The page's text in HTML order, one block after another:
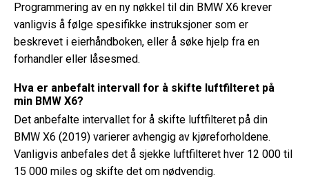
Programmering av en ny nøkkel til din BMW X6 krever
vanligvis å følge spesifikke instruksjoner som er
beskrevet i eierhåndboken, eller å søke hjelp fra en
forhandler eller låsesmed.
Hva er anbefalt intervall for å skifte luftfilteret på
min BMW X6?
Det anbefalte intervallet for å skifte luftfilteret på din
BMW X6 (2019) varierer avhengig av kjøreforholdene.
Vanligvis anbefales det å sjekke luftfilteret hver 12 000 til
15 000 miles og skifte det om nødvendig.